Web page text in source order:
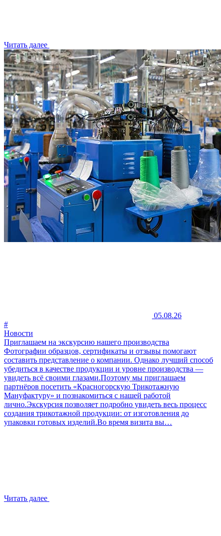
Читать далее
05.08.26
#
Новости
Приглашаем на экскурсию нашего производства
Фотографии образцов, сертификаты и отзывы помогают
составить представление о компании. Однако лучший способ
убедиться в качестве продукции и уровне производства —
увидеть всё своими глазами.Поэтому мы приглашаем
партнёров посетить «Красногорскую Трикотажную
Мануфактуру» и познакомиться с нашей работой
лично.Экскурсия позволяет подробно увидеть весь процесс
создания трикотажной продукции: от изготовления до
упаковки готовых изделий.Во время визита вы…
Читать далее